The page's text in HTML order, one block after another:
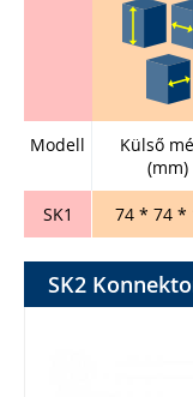
Modell
Külső
(mm)
SK1 74 * 74 *
SK2